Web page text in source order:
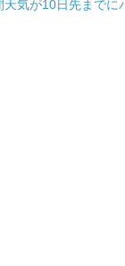
天気が10日先までに